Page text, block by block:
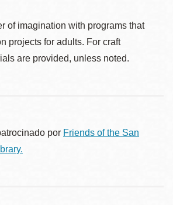
of imagination with programs that
projects for adults. For craft
are provided, unless noted.
por Friends of the San